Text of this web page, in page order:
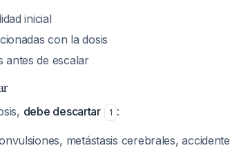
inicial
con la dosis
antes de escalar
debe descartar 1 :
metástasis cerebrales, accidente